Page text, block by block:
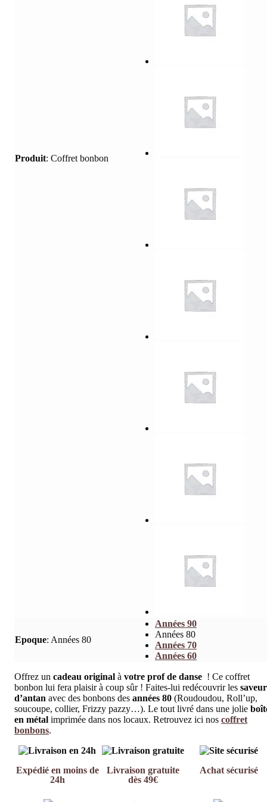
Offrez un cadeau original à votre prof de danse ! Ce coffret
bonbon lui fera plaisir à coup sûr ! Faites-lui redécouvrir les
d’antan avec des bonbons des années 80 (Roudoudou, Roll’up,
soucoupe, collier, Frizzy pazzy…). Le tout livré dans une jolie
en métal imprimée dans nos locaux. Retrouvez ici nos coffret
bonbons.
Produit: Coffret bonbon
Epoque: Années 80
Années 90
Années 80
Années 70
Années 60
Expédié en moins de
24h
Livraison gratuite
dès 49€
Achat sécurisé